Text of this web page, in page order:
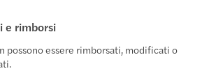
e rimborsi
possono essere rimborsati, modificati o